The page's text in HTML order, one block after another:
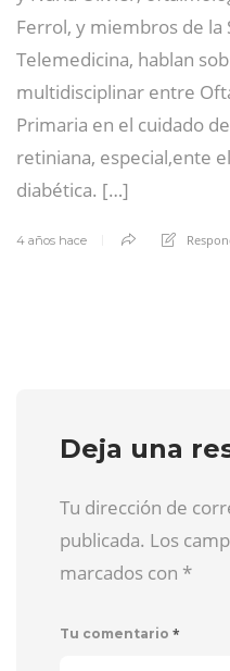
Ferrol, y miembros de la
Telemedicina, hablan
multidisciplinar entre
Primaria en el cuidado
retiniana, especial,ente
diabética. […]
4 años hace
Deja una
Tu dirección de
publicada. Los
marcados con *
Tu comentario *